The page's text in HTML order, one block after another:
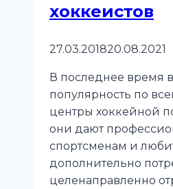
хоккеистов
27.03.201820.08.2021
В последнее время
популярность по
центры хоккейной
они дают
спортсменам и
дополнительно
целенаправленно